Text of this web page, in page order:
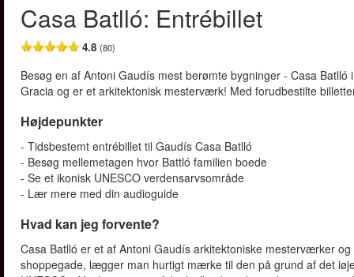
Casa Batlló: Entrébillet
4.8 (80)
Besøg en af Antoni Gaudís mest berømte bygninger - Casa
Gracia og er et arkitektonisk mesterværk! Med forudbestilte
Højdepunkter
- Tidsbestemt entrébillet til Gaudís Casa Batlló
- Besøg mellemetagen hvor Battló familien boede
- Se et ikonisk UNESCO verdensarvsområde
- Lær mere med din audioguide
Hvad kan jeg forvente?
Casa Batlló er et af Antoni Gaudís arkitektoniske mesterværker
shoppegade, lægger man hurtigt mærke til den på grund af det